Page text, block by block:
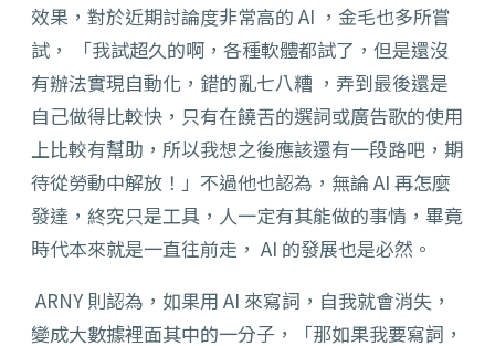
效果，對於近期討論度非常高的 AI ，金毛也多所嘗
試， 「我試超久的啊，各種軟體都試了，但是還沒
有辦法實現自動化，錯的亂七八糟 ，弄到最後還是
自己做得比較快，只有在饒舌的選詞或廣告歌的使用
上比較有幫助，所以我想之後應該還有一段路吧，期
待從勞動中解放！」不過他也認為，無論 AI 再怎麼
發達，終究只是工具，人一定有其能做的事情，畢竟
時代本來就是一直往前走， AI 的發展也是必然。
ARNY 則認為，如果用 AI 來寫詞，自我就會消失，
變成大數據裡面其中的一分子，「那如果我要寫詞，